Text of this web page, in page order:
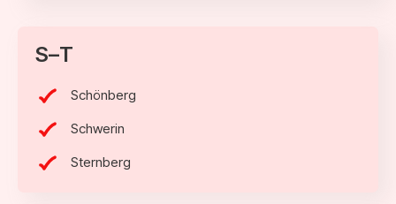
S–T
Schönberg
Schwerin
Sternberg